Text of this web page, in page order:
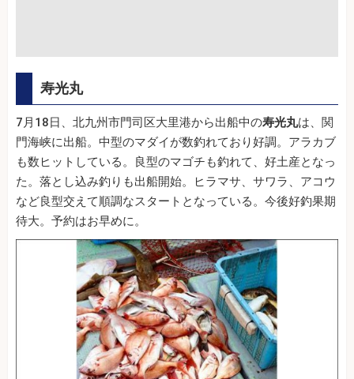
寿光丸
7月18日、北九州市門司区大里港から出船中の寿光丸は、関
門海峡に出船。中型のマダイが数釣れており好調。アラカブ
も数ヒットしている。良型のマゴチも釣れて、好土産となっ
た。落とし込み釣りも出船開始。ヒラマサ、サワラ、アコウ
など良型交えて順調なスタートとなっている。今後好釣果期
待大。予約はお早めに。